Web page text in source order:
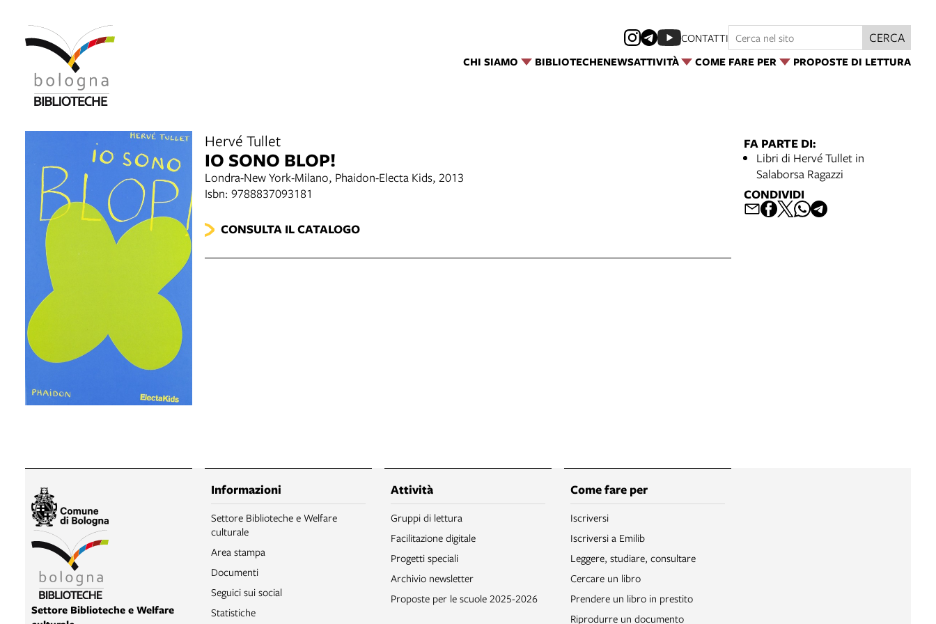
CHI SIAMO BIBLIOTECHENEWSATTIVITÀ COME FARE PER PROPOSTE DI LETTURA
CONTATTI CERCA
Hervé Tullet
IO SONO BLOP!
Londra-New York-Milano, Phaidon-Electa Kids, 2013
Isbn: 9788837093181
CONSULTA IL CATALOGO
FA PARTE DI:
Libri di Hervé Tullet in
Salaborsa Ragazzi
CONDIVIDI
Settore Biblioteche e Welfare
Informazioni
Settore Biblioteche e Welfare
culturale
Area stampa
Documenti
Seguici sui social
Statistiche
Attività
Gruppi di lettura
Facilitazione digitale
Progetti speciali
Archivio newsletter
Proposte per le scuole 2025-2026
Come fare per
Iscriversi
Iscriversi a Emilib
Leggere, studiare, consultare
Cercare un libro
Prendere un libro in prestito
Riprodurre un documento